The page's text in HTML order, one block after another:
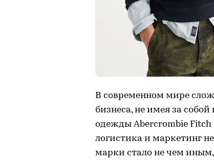
В современном мире
бизнеса, не имея за
одежды Abercrombie Fitch
логистика и маркетинг
марки стало не чем иным,